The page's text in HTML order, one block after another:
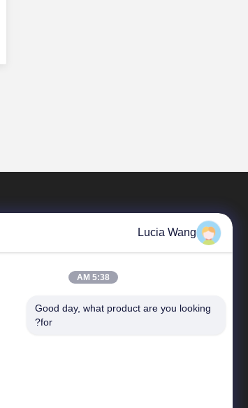
المنتجات
Lucia Wang
5:38 AM
Good day, what product are you looking
for?